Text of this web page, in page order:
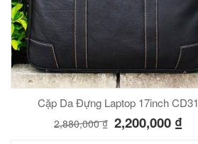
Cặp Da Đựng Laptop 17inch CD31
2,880,000₫ 2,200,000 ₫